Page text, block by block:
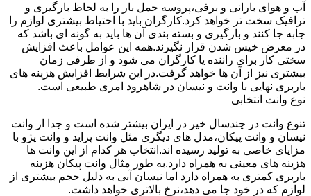
آب و هوای بارانی و برفی،پروسه حمل بار را به لحاظ بارگیری و
ترافیک سخت تر خواهد کرد.کارگران باید با احتیاط بیشتری لوازم را
جابه جا کنند و بارگیری و بسته بندی آن ها باید به گونه ای باشد که
در معرض خیس شدن قرار نگیرند.همه این عوامل باعث افزایش
سختی کار برای راننده یا کارگران می شود و از طرفی زمان
بیشتری نیز از آن ها خواهد گرفت.در این شرایط افزایش هزینه های
باربری نهایی با وانت و نیسان در شاهرود امری طبیعی است.
نوع وانت انتخابی
تنوع وانت در چندسال خیر در ایران بیشتر شده است و جدا از وانت
نیسان و وانت پیکان،مدل های دیگری مثل وانت پراید و وانت پژو با
مزایای خاصی به تولید رسیده اند.انتخاب هر کدام از این وانت ها
هزینه های معینی به همراه دارد.به طور مثال وانت پیکان هزینه
باربری کمتری به همراه دارد اما نیسان آبی به دلیل حجم بیشتری از
لوازم که در خود جا می دهد،نرخ بالاتری خواهد داشت.